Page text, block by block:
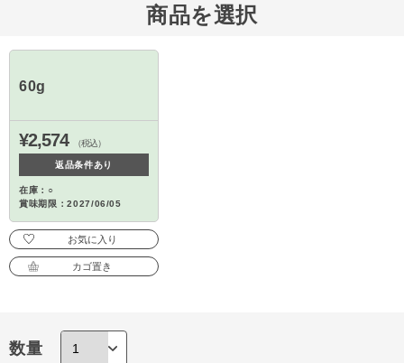
商品を選択
60g
¥2,574 （税込）
返品条件あり
在庫：○
賞味期限：2027/06/05
お気に入り
カゴ置き
数量